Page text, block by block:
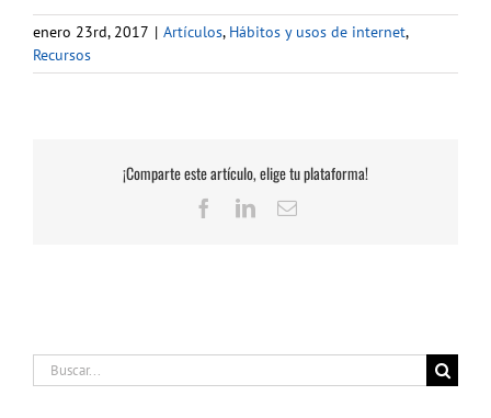
enero 23rd, 2017 | Artículos, Hábitos y usos de internet,
Recursos
¡Comparte este artículo, elige tu plataforma!
Facebook
LinkedInCorreo
Buscar: